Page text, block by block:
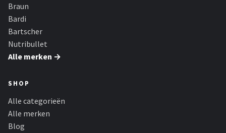
Braun
Bardi
Bartscher
Nutribullet
Alle merken →
SHOP
Alle categorieën
Alle merken
Blog